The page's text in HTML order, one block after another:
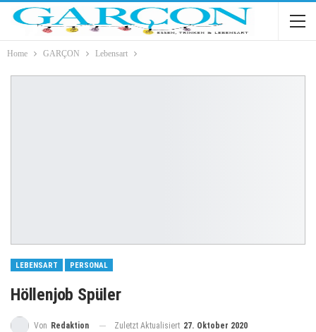
Home GARÇON Lebensart
LEBENSART PERSONAL
Höllenjob Spüler
Von Redaktion Zuletzt Aktualisiert 27. Oktober 2020